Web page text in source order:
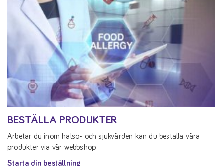
BESTÄLLA PRODUKTER
Arbetar du inom hälso- och sjukvården kan du beställa våra
produkter via vår webbshop.
Starta din beställning